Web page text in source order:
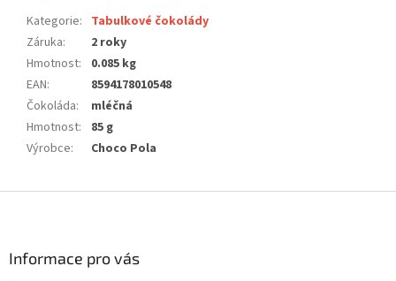
Kategorie: Tabulkové čokolády
Záruka:
2 roky
Hmotnost:
0.085 kg
EAN:
8594178010548
Čokoláda:
mléčná
Hmotnost:
85 g
Výrobce: Choco Pola
Informace pro vás